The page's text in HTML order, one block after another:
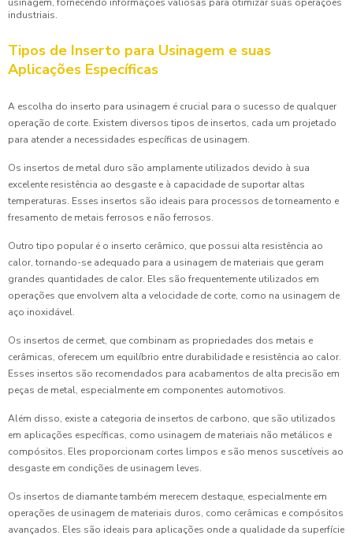
usinagem, fornecendo informações valiosas para otimizar suas operações
industriais.
Tipos de Inserto para Usinagem e suas
Aplicações Específicas
A escolha do inserto para usinagem é crucial para o sucesso de qualquer
operação de corte. Existem diversos tipos de insertos, cada um projetado
para atender a necessidades específicas de usinagem.
Os insertos de metal duro são amplamente utilizados devido à sua
excelente resistência ao desgaste e à capacidade de suportar altas
temperaturas. Esses insertos são ideais para processos de torneamento e
fresamento de metais ferrosos e não ferrosos.
Outro tipo popular é o inserto cerâmico, que possui alta resistência ao
calor, tornando-se adequado para a usinagem de materiais que geram
grandes quantidades de calor. Eles são frequentemente utilizados em
operações que envolvem alta a velocidade de corte, como na usinagem de
aço inoxidável.
Os insertos de cermet, que combinam as propriedades dos metais e
cerâmicas, oferecem um equilíbrio entre durabilidade e resistência ao calor.
Esses insertos são recomendados para acabamentos de alta precisão em
peças de metal, especialmente em componentes automotivos.
Além disso, existe a categoria de insertos de carbono, que são utilizados
em aplicações específicas, como usinagem de materiais não metálicos e
compósitos. Eles proporcionam cortes limpos e são menos suscetíveis ao
desgaste em condições de usinagem leves.
Os insertos de diamante também merecem destaque, especialmente em
operações de usinagem de materiais duros, como cerâmicas e compósitos
avançados. Eles são ideais para aplicações onde a qualidade da superfície